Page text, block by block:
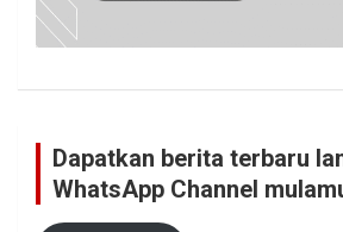
Dapatkan berita terbaru
WhatsApp Channel